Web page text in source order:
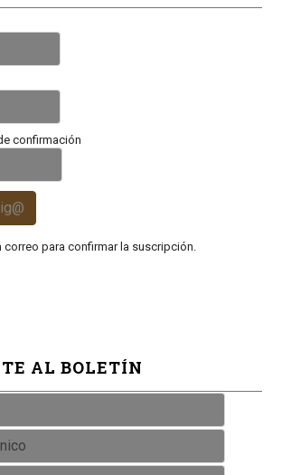
confirmación
correo para confirmar la suscripción.
AL BOLETÍN